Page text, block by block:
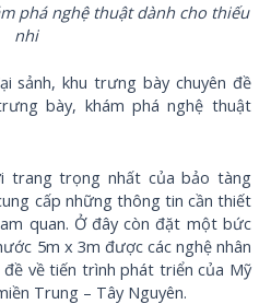
phá nghệ thuật dành cho thiếu
nhi
sảnh, khu trưng bày chuyên đề
bày, khám phá nghệ thuật
trang trọng nhất của bảo tàng
cấp những thông tin cần thiết
quan. Ở đây còn đặt một bức
5m x 3m được các nghệ nhân
về tiến trình phát triển của Mỹ
Trung – Tây Nguyên.